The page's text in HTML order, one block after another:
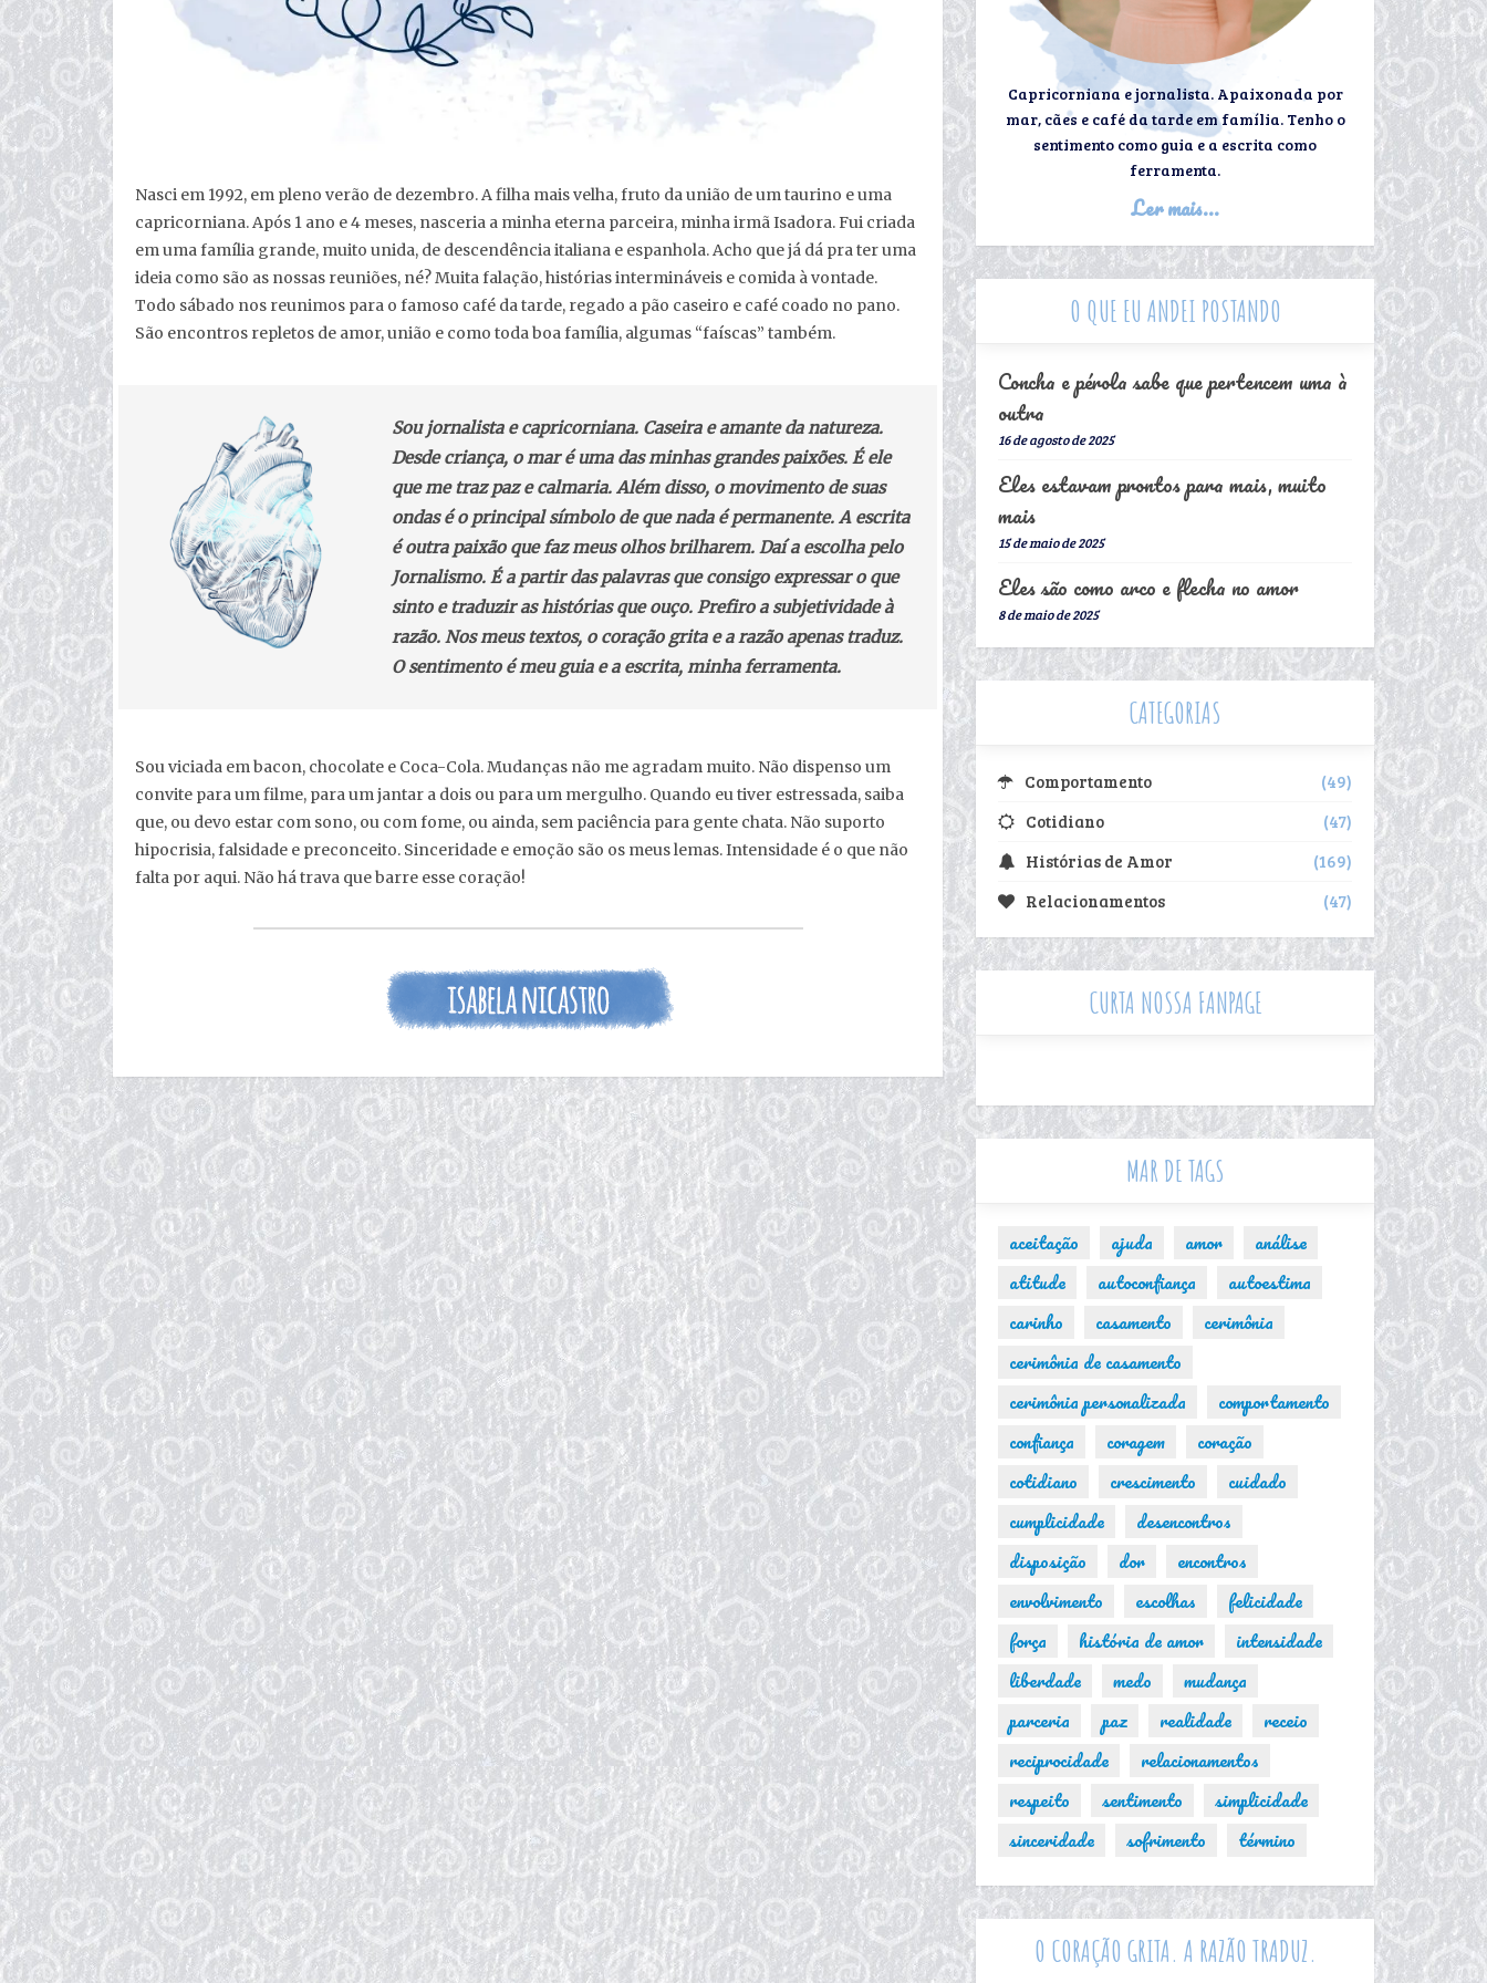
Nasci em 1992, em pleno verão de dezembro. A filha mais velha, fruto da união de um taurino e uma
capricorniana. Após 1 ano e 4 meses, nasceria a minha eterna parceira, minha irmã Isadora. Fui criada
em uma família grande, muito unida, de descendência italiana e espanhola. Acho que já dá pra ter uma
ideia como são as nossas reuniões, né? Muita falação, histórias intermináveis e comida à vontade.
Todo sábado nos reunimos para o famoso café da tarde, regado a pão caseiro e café coado no pano.
São encontros repletos de amor, união e como toda boa família, algumas “faíscas” também.
Sou jornalista e capricorniana. Caseira e amante da natureza.
Desde criança, o mar é uma das minhas grandes paixões. É ele
que me traz paz e calmaria. Além disso, o movimento de suas
ondas é o principal símbolo de que nada é permanente. A escrita
é outra paixão que faz meus olhos brilharem. Daí a escolha pelo
Jornalismo. É a partir das palavras que consigo expressar o que
sinto e traduzir as histórias que ouço. Prefiro a subjetividade à
razão. Nos meus textos, o coração grita e a razão apenas traduz.
O sentimento é meu guia e a escrita, minha ferramenta.
Sou viciada em bacon, chocolate e Coca-Cola. Mudanças não me agradam muito. Não dispenso um
convite para um filme, para um jantar a dois ou para um mergulho. Quando eu tiver estressada, saiba
que, ou devo estar com sono, ou com fome, ou ainda, sem paciência para gente chata. Não suporto
hipocrisia, falsidade e preconceito. Sinceridade e emoção são os meus lemas. Intensidade é o que não
falta por aqui. Não há trava que barre esse coração!
Capricorniana e jornalista. Apaixonada por
mar, cães e café da tarde em família. Tenho o
sentimento como guia e a escrita como
ferramenta.
Ler mais...
O QUE EU ANDEI POSTANDO
Concha e pérola sabe que pertencem uma à
outra
16 de agosto de 2025
Eles estavam prontos para mais, muito
mais
15 de maio de 2025
Eles são como arco e flecha no amor
8 de maio de 2025
CATEGORIAS
Comportamento
49
Cotidiano
47
Histórias de Amor
169
Relacionamentos
47
CURTA NOSSA FANPAGE
MAR DE TAGS
aceitação ajuda amor
análise
atitude
autoconfiança
autoestima
carinho
casamento
cerimônia
cerimônia de casamento
cerimônia personalizada
comportamento
confiança
coragem
coração
cotidiano
crescimento
cuidado
cumplicidade
desencontros
disposição
dor
encontros
envolvimento
escolhas
felicidade
força
história de amor
intensidade
liberdade
medo
mudança
parceria
paz realidade
receio
reciprocidade
relacionamentos
respeito
sentimento
simplicidade
sinceridade
sofrimento término
O CORAÇÃO GRITA. A RAZÃO TRADUZ.